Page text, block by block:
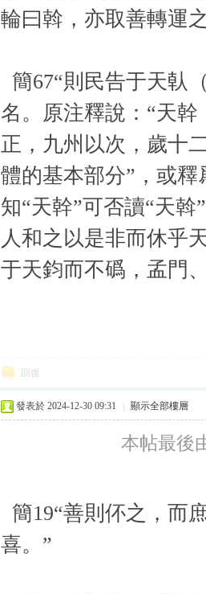
輪曰斡，亦取善轉運
簡67“則民告于天倝
名。原注釋說：“天
正，九州以次，歲十
體的基本部分”，或釋
知“天幹”可否讀“天斡
人和之以是非而休乎
于天鈞而不䃣，孟門
回復
發表於 2024-12-30 09:31 顯示全部樓層
本帖最後
簡19“善則伓之，而
喜。”